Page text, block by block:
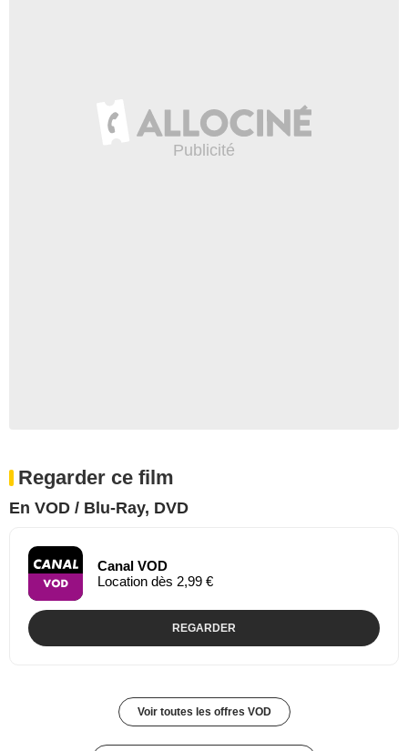
Regarder ce film
En VOD / Blu-Ray, DVD
Canal VOD
Location dès 2,99 €
REGARDER
Voir toutes les offres VOD